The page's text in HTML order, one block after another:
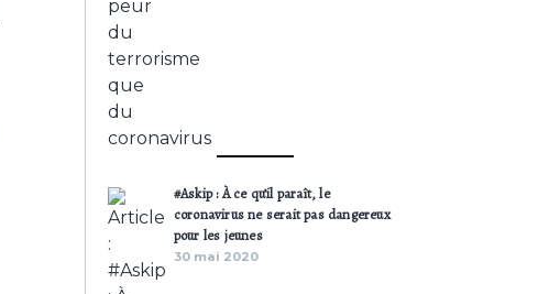
#Askip : À ce qu’il paraît, le
coronavirus ne serait pas dangereux
pour les jeunes
30 mai 2020